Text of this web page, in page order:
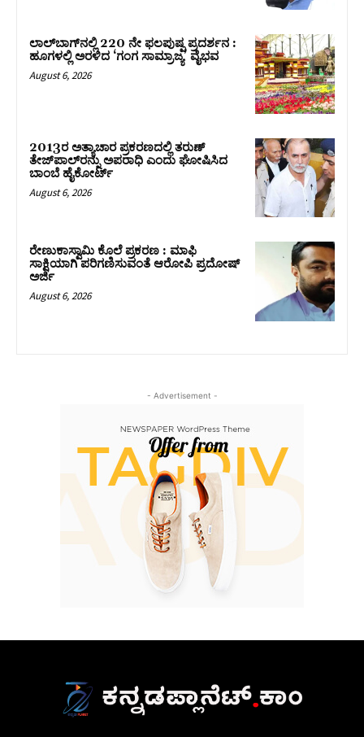
ಲಾಲ್‍ಬಾಗ್‍ನಲ್ಲಿ 220 ನೇ ಫಲಪುಷ್ಪ ಪ್ರದರ್ಶನ :
ಹೂಗಳಲ್ಲಿ ಅರಳಿದ ‘ಗಂಗ ಸಾಮ್ರಾಜ್ಯ’ ವೈಭವ
August 6, 2026
2013ರ ಅತ್ಯಾಚಾರ ಪ್ರಕರಣದಲ್ಲಿ ತರುಣ್
ತೇಜ್‌ಪಾಲ್‌ರನ್ನು ಅಪರಾಧಿ ಎಂದು ಘೋಷಿಸಿದ
ಬಾಂಬೆ ಹೈಕೋರ್ಟ್
August 6, 2026
ರೇಣುಕಾಸ್ವಾಮಿ ಕೊಲೆ ಪ್ರಕರಣ : ಮಾಫಿ
ಸಾಕ್ಷಿಯಾಗಿ ಪರಿಗಣಿಸುವಂತೆ ಆರೋಪಿ ಪ್ರದೋಷ್‌
ಅರ್ಜಿ
August 6, 2026
- Advertisement -